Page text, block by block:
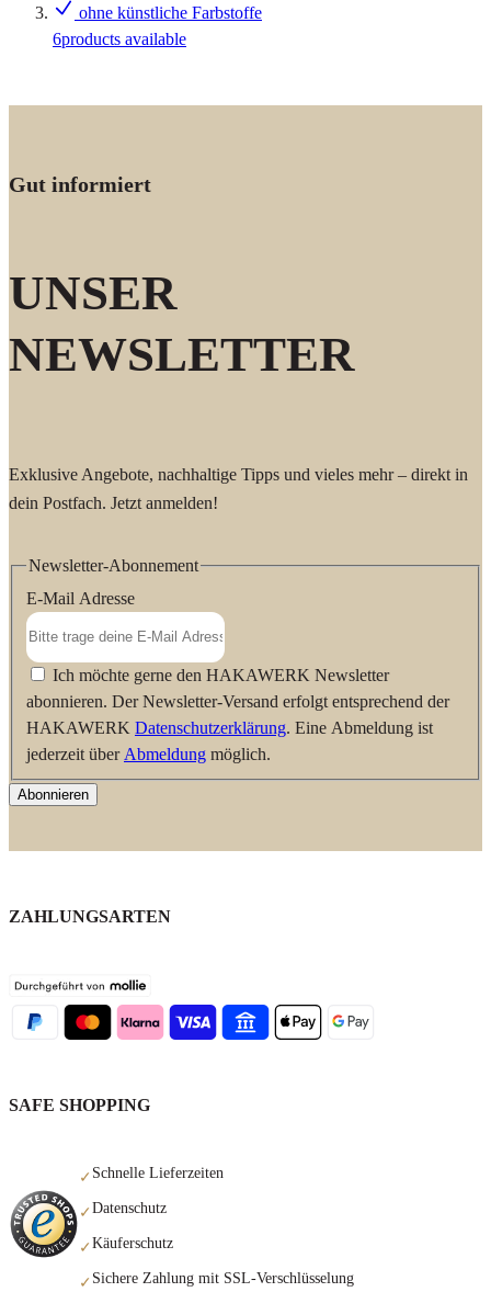
ohne künstliche Farbstoffe
6products available
Gut informiert
UNSER
NEWSLETTER
Exklusive Angebote, nachhaltige Tipps und vieles mehr – direkt in
dein Postfach. Jetzt anmelden!
Newsletter-Abonnement
E-Mail Adresse
Ich möchte gerne den HAKAWERK Newsletter
abonnieren. Der Newsletter-Versand erfolgt entsprechend der
HAKAWERK Datenschutzerklärung. Eine Abmeldung ist
jederzeit über Abmeldung möglich.
Abonnieren
ZAHLUNGSARTEN
SAFE SHOPPING
✓ Schnelle Lieferzeiten
✓Datenschutz
✓Käuferschutz
✓ Sichere Zahlung mit SSL-Verschlüsselung